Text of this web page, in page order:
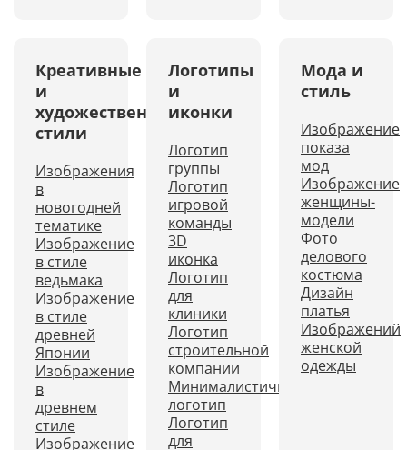
Креативные
и
художественные
стили
Изображения
в
новогодней
тематике
Изображение
в стиле
ведьмака
Изображение
в стиле
древней
Японии
Изображение
в
древнем
стиле
Изображение
Логотипы
и
иконки
Логотип
группы
Логотип
игровой
команды
3D
иконка
Логотип
для
клиники
Логотип
строительной
компании
Минималистичный
логотип
Логотип
для
Мода и
стиль
Изображение
показа
мод
Изображение
женщины-
модели
Фото
делового
костюма
Дизайн
платья
Изображений
женской
одежды